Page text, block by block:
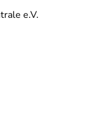
e.V.